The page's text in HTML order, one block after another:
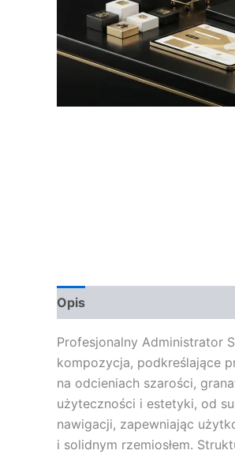
Opis
Profesjonalny Administrator
kompozycja, podkreślające
na odcieniach szarości,
użyteczności i estetyki, od
nawigacji, zapewniając
i solidnym rzemiosłem.